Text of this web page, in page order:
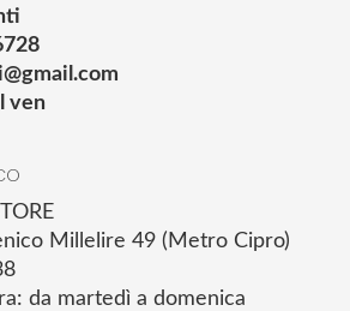
ven
Millelire 49 (Metro Cipro)
da martedì a domenica